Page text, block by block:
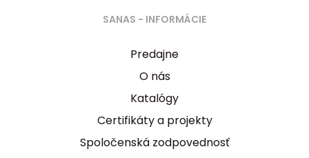
SANAS - INFORMÁCIE
Predajne
O nás
Katalógy
Certifikáty a projekty
Spoločenská zodpovednosť